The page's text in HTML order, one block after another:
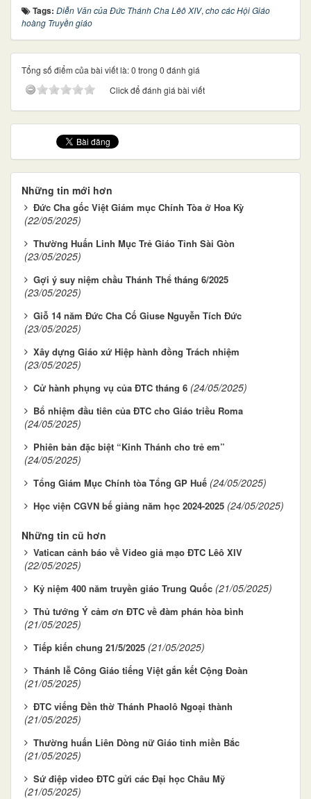
Tags: Diễn Văn của Đức Thánh Cha Lêô XIV, cho các Hội Giáo
hoàng Truyền giáo
Tổng số điểm của bài viết là: 0 trong 0 đánh giá
Click để đánh giá bài viết
Những tin mới hơn
Đức Cha gốc Việt Giám mục Chính Tòa ở Hoa Kỳ
(22/05/2025)
Thường Huấn Linh Mục Trẻ Giáo Tỉnh Sài Gòn
(23/05/2025)
Gợi ý suy niệm chầu Thánh Thể tháng 6/2025
(23/05/2025)
Giỗ 14 năm Đức Cha Cố Giuse Nguyễn Tích Đức
(23/05/2025)
Xây dựng Giáo xứ Hiệp hành đồng Trách nhiệm
(23/05/2025)
Cử hành phụng vụ của ĐTC tháng 6 (24/05/2025)
Bổ nhiệm đầu tiên của ĐTC cho Giáo triều Roma
(24/05/2025)
Phiên bản đặc biệt “Kinh Thánh cho trẻ em”
(24/05/2025)
Tổng Giám Mục Chính tòa Tổng GP Huế (24/05/2025)
Học viện CGVN bế giảng năm học 2024-2025 (24/05/2025)
Những tin cũ hơn
Vatican cảnh báo về Video giả mạo ĐTC Lêô XIV
(22/05/2025)
Kỷ niệm 400 năm truyền giáo Trung Quốc (21/05/2025)
Thủ tướng Ý cảm ơn ĐTC về đàm phán hòa bình
(21/05/2025)
Tiếp kiến chung 21/5/2025 (21/05/2025)
Thánh lễ Công Giáo tiếng Việt gắn kết Cộng Đoàn
(21/05/2025)
ĐTC viếng Đền thờ Thánh Phaolô Ngoại thành
(21/05/2025)
Thường huấn Liên Dòng nữ Giáo tỉnh miền Bắc
(21/05/2025)
Sứ điệp video ĐTC gửi các Đại học Châu Mỹ
(21/05/2025)